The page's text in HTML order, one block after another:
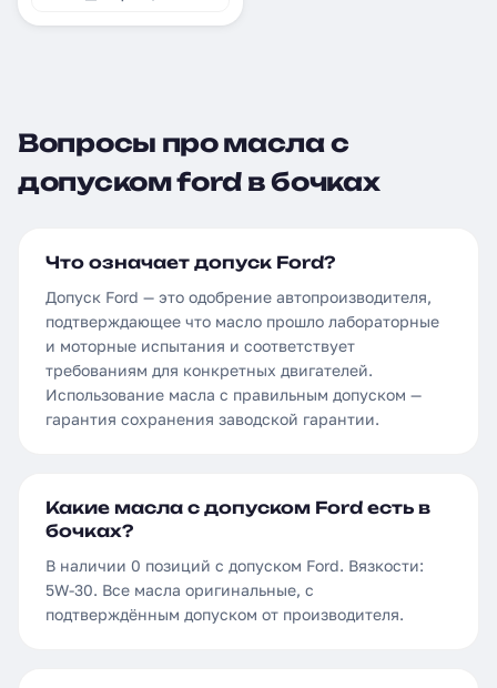
Вопросы про масла с
допуском ford в бочках
Что означает допуск Ford?
Допуск Ford — это одобрение автопроизводителя,
подтверждающее что масло прошло лабораторные
и моторные испытания и соответствует
требованиям для конкретных двигателей.
Использование масла с правильным допуском —
гарантия сохранения заводской гарантии.
Какие масла с допуском Ford есть в
бочках?
В наличии 0 позиций с допуском Ford. Вязкости:
5W-30. Все масла оригинальные, с
подтверждённым допуском от производителя.